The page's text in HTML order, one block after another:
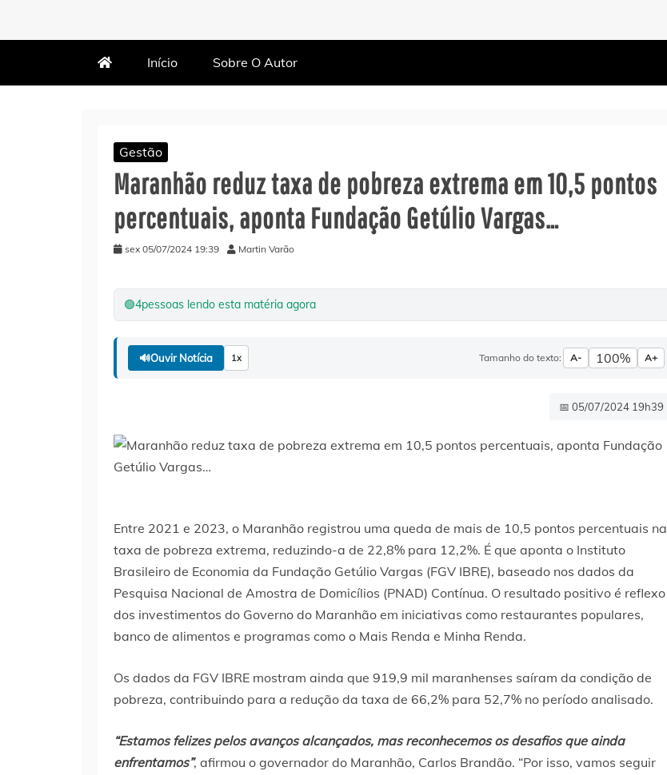
Início Sobre O Autor
Gestão
Maranhão reduz taxa de pobreza extrema em 10,5 pontos
percentuais, aponta Fundação Getúlio Vargas…
sex 05/07/2024 19:39 Martin Varão
🟢4pessoas lendo esta matéria agora
🔊Ouvir Notícia 1x Tamanho do texto: A- 100% A+
📅 05/07/2024 19h39
Entre 2021 e 2023, o Maranhão registrou uma queda de mais de 10,5 pontos percentuais na
taxa de pobreza extrema, reduzindo-a de 22,8% para 12,2%. É que aponta o Instituto
Brasileiro de Economia da Fundação Getúlio Vargas (FGV IBRE), baseado nos dados da
Pesquisa Nacional de Amostra de Domicílios (PNAD) Contínua. O resultado positivo é reflexo
dos investimentos do Governo do Maranhão em iniciativas como restaurantes populares,
banco de alimentos e programas como o Mais Renda e Minha Renda.
Os dados da FGV IBRE mostram ainda que 919,9 mil maranhenses saíram da condição de
pobreza, contribuindo para a redução da taxa de 66,2% para 52,7% no período analisado.
“Estamos felizes pelos avanços alcançados, mas reconhecemos os desafios que ainda
enfrentamos”, afirmou o governador do Maranhão, Carlos Brandão. “Por isso, vamos seguir